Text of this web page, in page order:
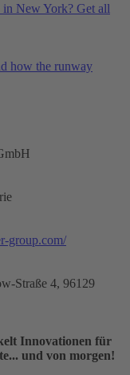
New York? Get all
how the runway
group.com/
Straße 4, 96129
Innovationen für
und von morgen!